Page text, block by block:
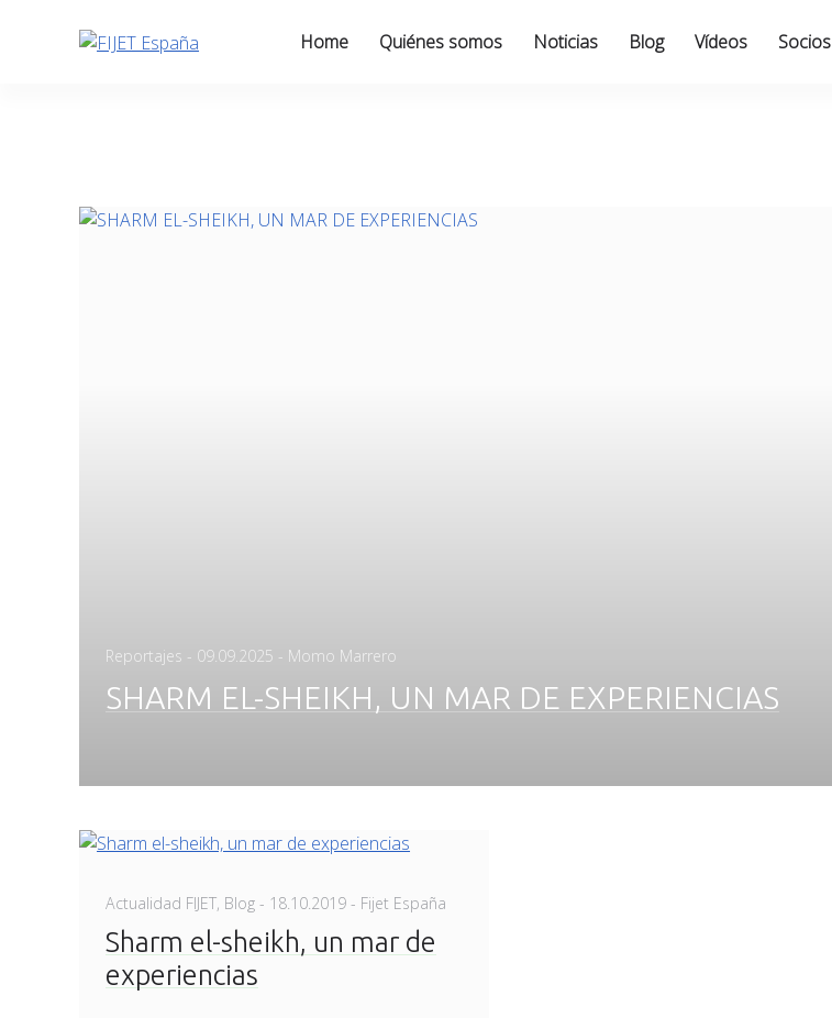
Home Quiénes somos Noticias Blog Vídeos Socios
Reportajes - Posted
09.09.2025 - Momo Marrero
SHARM EL-SHEIKH, UN MAR DE EXPERIENCIAS
Actualidad FIJET, Blog - Posted
on
18.10.2019 - Fijet España
Sharm el-sheikh, un mar de
experiencias